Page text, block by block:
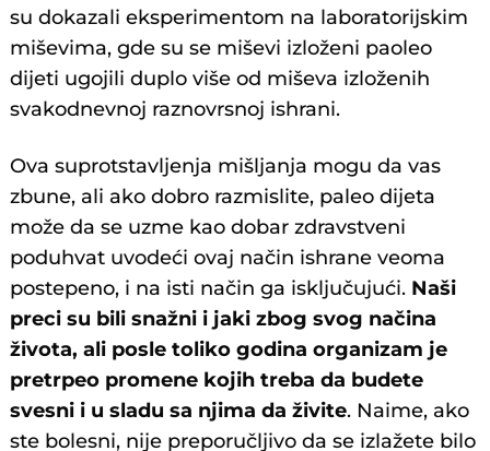
su dokazali eksperimentom na laboratorijskim
miševima, gde su se miševi izloženi paoleo
dijeti ugojili duplo više od miševa izloženih
svakodnevnoj raznovrsnoj ishrani.
Ova suprotstavljenja mišljanja mogu da vas
zbune, ali ako dobro razmislite, paleo dijeta
može da se uzme kao dobar zdravstveni
poduhvat uvodeći ovaj način ishrane veoma
postepeno, i na isti način ga isključujući. Naši
preci su bili snažni i jaki zbog svog načina
života, ali posle toliko godina organizam je
pretrpeo promene kojih treba da budete
svesni i u sladu sa njima da živite. Naime, ako
ste bolesni, nije preporučljivo da se izlažete bilo